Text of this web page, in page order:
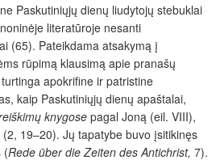
Paskutiniųjų dienų liudytojų stebuklai
literatūroje nesanti
(65). Pateikdama atsakymą į
rūpimą klausimą apie pranašų
apokrifine ir patristine
kaip Paskutiniųjų dienų apaštalai,
knygose pagal Joną (eil. VIII),
19–20). Jų tapatybe buvo įsitikinęs
(Rede über die Zeiten des Antichrist, 7).